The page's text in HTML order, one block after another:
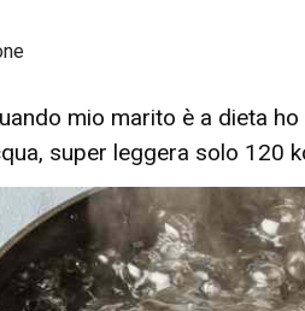
mio marito è a dieta
super leggera solo 120